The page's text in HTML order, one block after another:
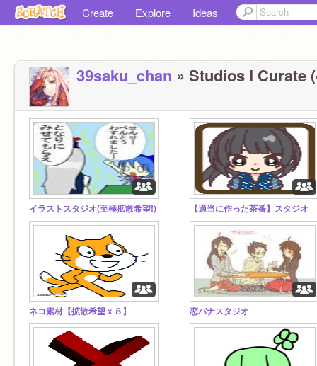
Create Explore Ideas
39saku_chan » Studios I Curate
イラストスタジオ(至極拡散希望!) 【適当に作った茶番】スタジオ
ネコ素材【拡散希望ｘ８】 恋バナスタジオ